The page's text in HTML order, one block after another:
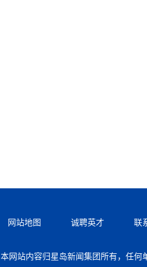
网站地图 诚聘英才 联
本网站内容归星岛新闻集团所有，任何